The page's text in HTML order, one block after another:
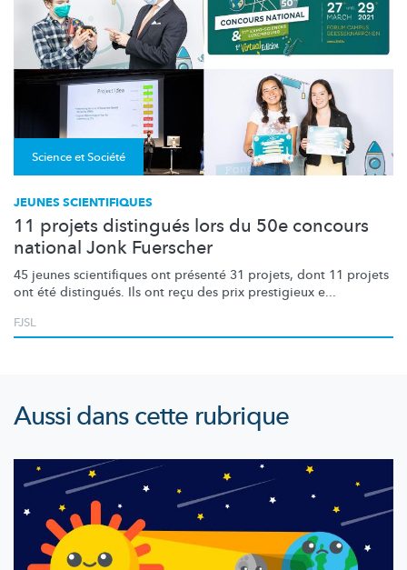
Science et Société
JEUNES SCIENTIFIQUES
11 projets distingués lors du 50e concours
national Jonk Fuerscher
45 jeunes scientifiques ont présenté 31 projets, dont 11 projets
ont été distingués. Ils ont reçu des prix prestigieux e...
FJSL
Aussi dans cette rubrique